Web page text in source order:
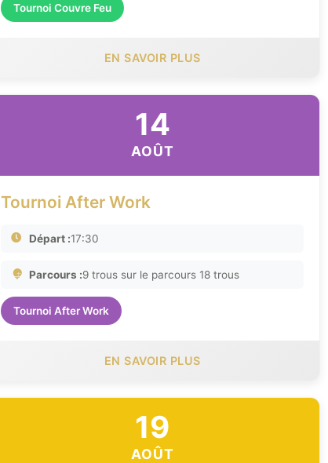
Tournoi Couvre Feu
EN SAVOIR PLUS
14
AOÛT
Tournoi After Work
Départ :17:30
Parcours :9 trous sur le parcours 18 trous
Tournoi After Work
EN SAVOIR PLUS
19
AOÛT